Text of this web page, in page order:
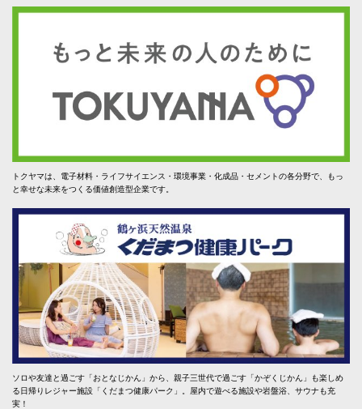
トクヤマは、電子材料・ライフサイエンス・環境事業・化成品・セメントの各分野で、もっ
と幸せな未来をつくる価値創造型企業です。
ソロや友達と過ごす「おとなじかん」から、親子三世代で過ごす「かぞくじかん」も楽しめ
る日帰りレジャー施設「くだまつ健康パーク」。屋内で遊べる施設や岩盤浴、サウナも充
実！